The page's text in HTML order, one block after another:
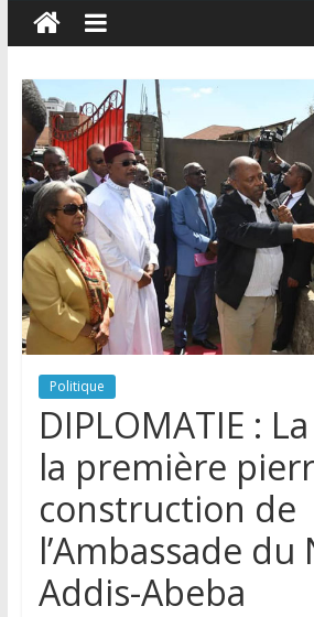
Mali.
MARADI : Le Président de la République,
pour la célébration de la 3ᵉ édition de
l’Arbre (JNA).
Politique
DIPLOMATIE :
la première
construction de
l’Ambassade du
Addis-Abeba